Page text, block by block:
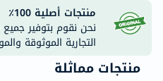
منتجات أصلية 100٪
نحن نقوم بتوفير جميع
التجارية الموثوقة
منتجات مماثلة